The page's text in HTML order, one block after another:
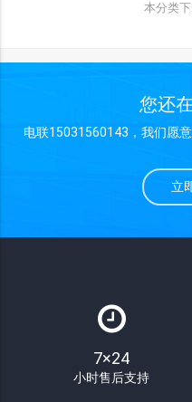
本分类下
您还
电联15031560143，我们愿
立
7×24
小时售后支持